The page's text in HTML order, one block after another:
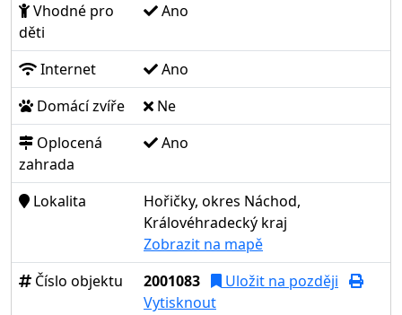
Vhodné pro
děti
Ano
Internet
Ano
Domácí zvíře
Ne
Oplocená
zahrada
Ano
Lokalita
Hořičky, okres Náchod,
Královéhradecký kraj
Zobrazit na mapě
Číslo objektu
2001083
Uložit na později
Vytisknout